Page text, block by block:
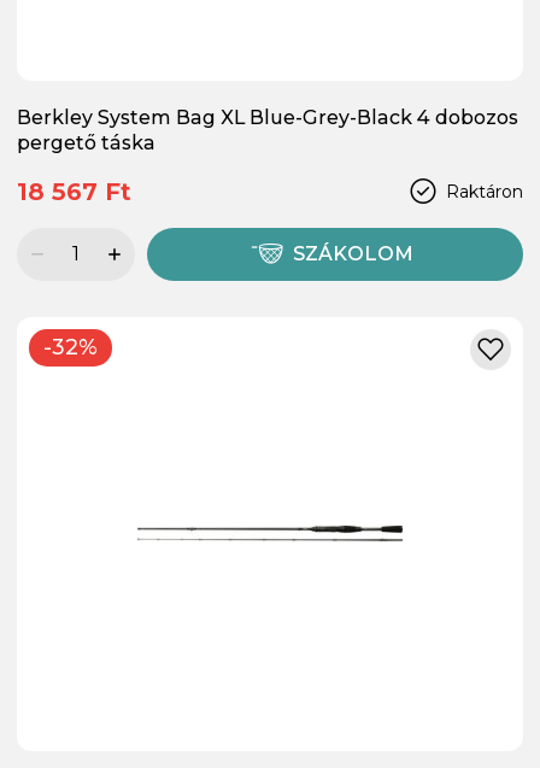
Berkley System Bag XL Blue-Grey-Black 4 dobozos
pergető táska
Raktáron
18 567 Ft
SZÁKOLOM
-32%